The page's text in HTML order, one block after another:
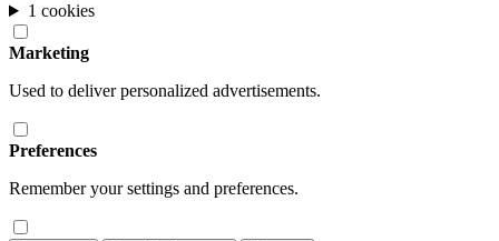
1 cookies
Marketing
Used to deliver personalized advertisements.
Preferences
Remember your settings and preferences.